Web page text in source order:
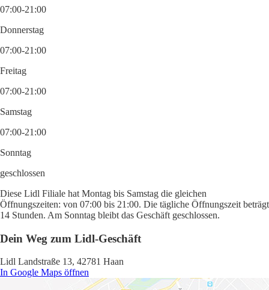
07:00-21:00
Donnerstag
07:00-21:00
Freitag
07:00-21:00
Samstag
07:00-21:00
Sonntag
geschlossen
Diese Lidl Filiale hat Montag bis Samstag die gleichen
Öffnungszeiten: von 07:00 bis 21:00. Die tägliche Öffnungszeit beträgt
14 Stunden. Am Sonntag bleibt das Geschäft geschlossen.
Dein Weg zum Lidl-Geschäft
Lidl Landstraße 13, 42781 Haan
In Google Maps öffnen